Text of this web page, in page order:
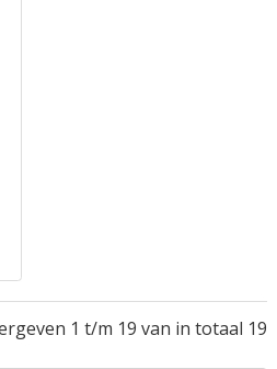
1 t/m 19 van in totaal 19